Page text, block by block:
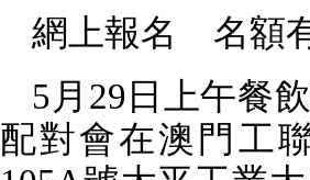
網上報名 名額
5 月 29 日上午餐
配對會在澳門工